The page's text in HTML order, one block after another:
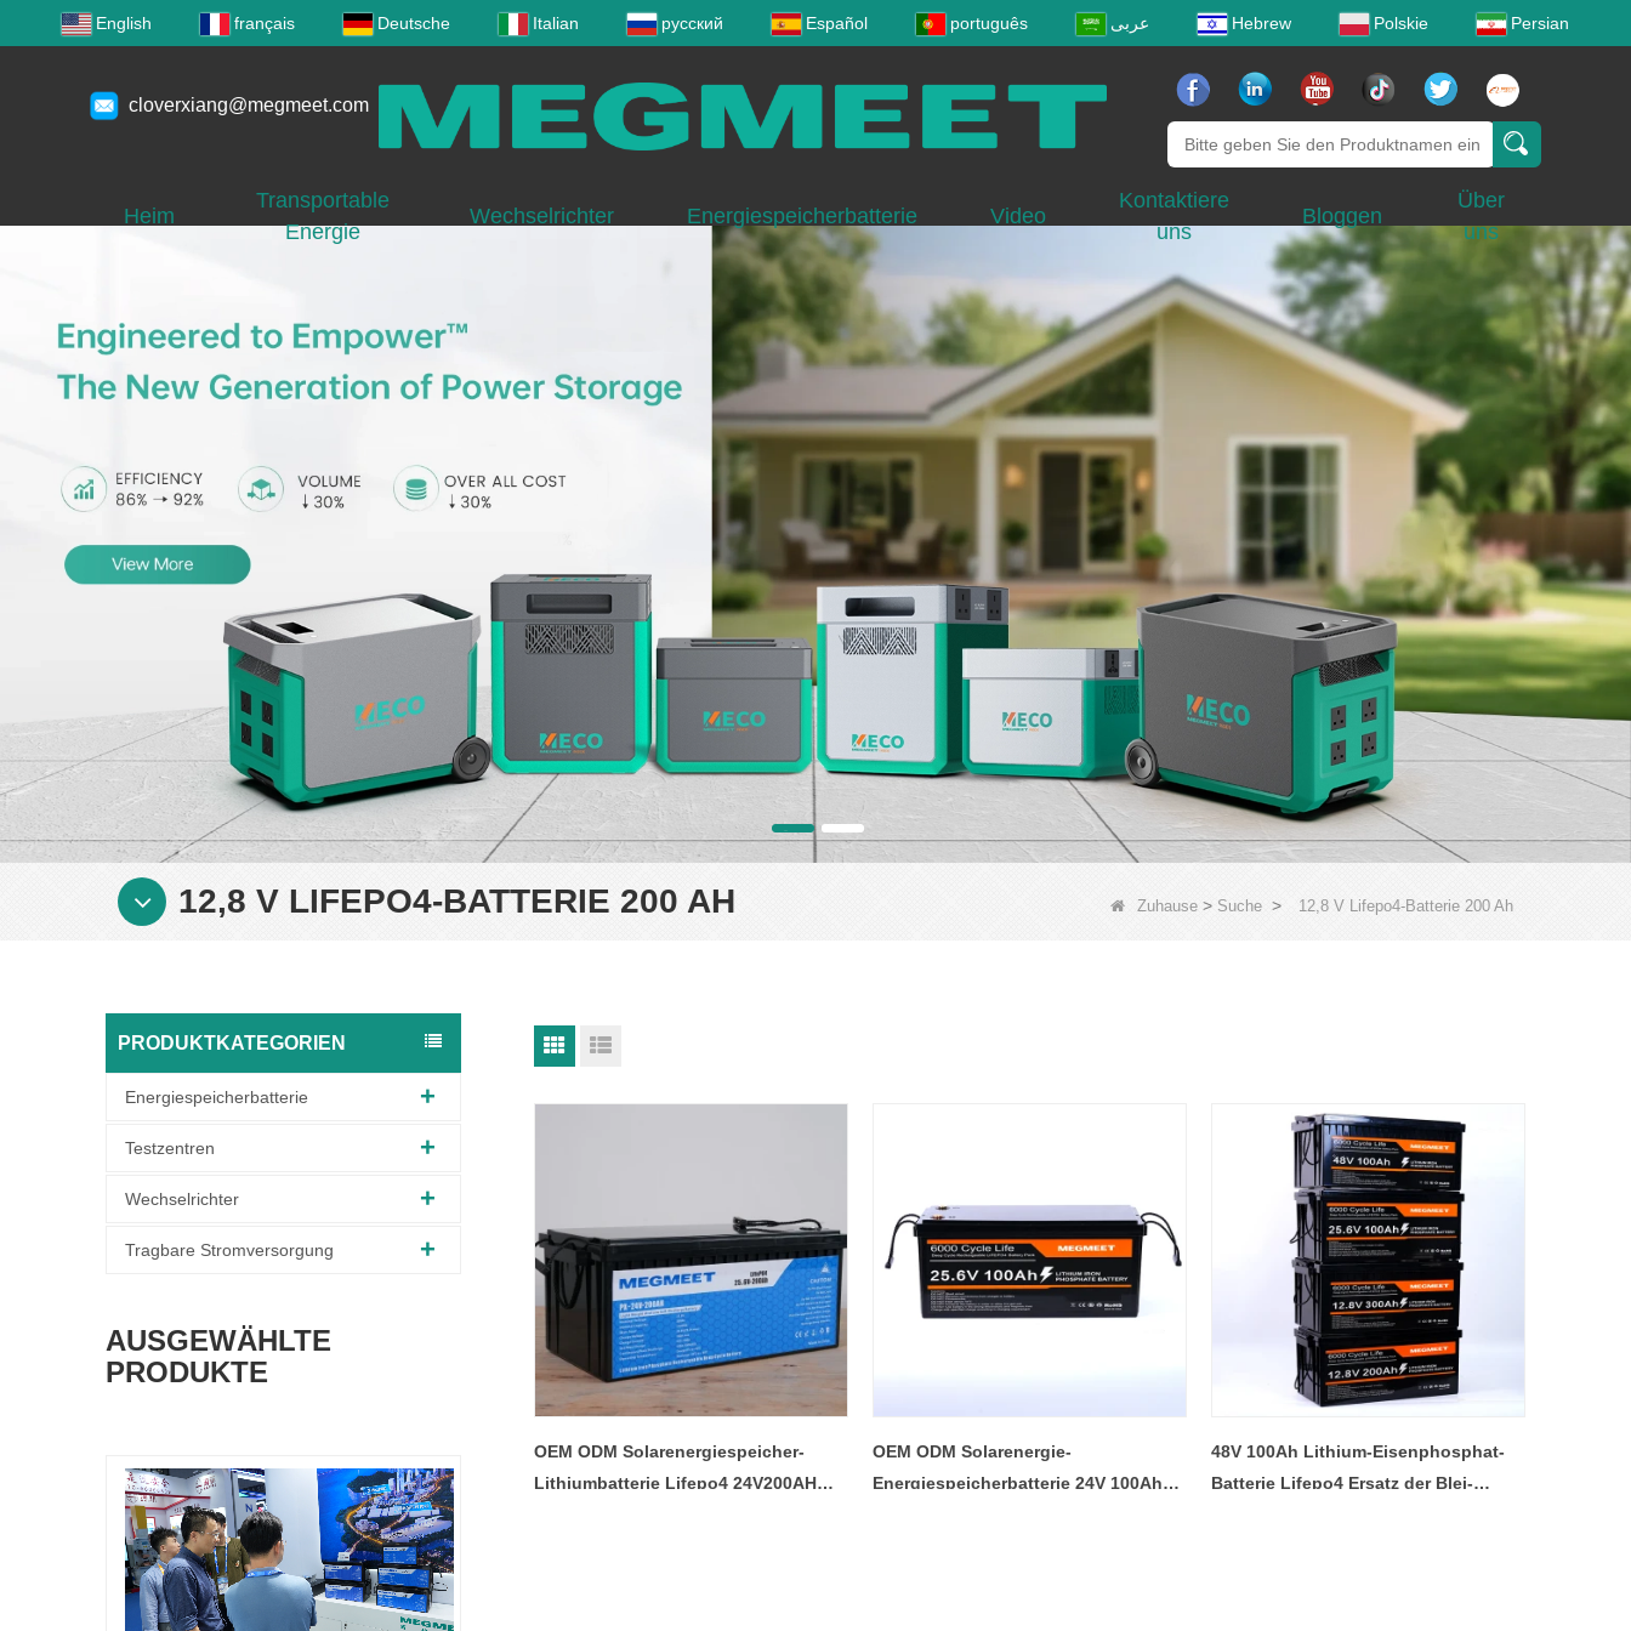
English français Deutsche Italian русский Español português عربى Hebrew Polskie Persian
cloverxiang@megmeet.com
Heim
Transportable
Energie
Wechselrichter Energiespeicherbatterie Video
Kontaktiere
uns
Bloggen
Über
uns
12,8 V LIFEPO4-BATTERIE 200 AH Zuhause > Suche > 12,8 V Lifepo4-Batterie 200 Ah
PRODUKTKATEGORIEN
Energiespeicherbatterie
Testzentren
Wechselrichter
Tragbare Stromversorgung
AUSGEWÄHLTE
PRODUKTE
OEM ODM Solarenergiespeicher-
Lithiumbatterie Lifepo4 24V200AH
OEM ODM Solarenergie-
Energiespeicherbatterie 24V 100Ah
48V 100Ah Lithium-Eisenphosphat-
Batterie Lifepo4 Ersatz der Blei-